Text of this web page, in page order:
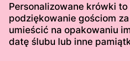
Personalizowane krówki
podziękowanie gościom
umieścić na opakowaniu
datę ślubu lub inne